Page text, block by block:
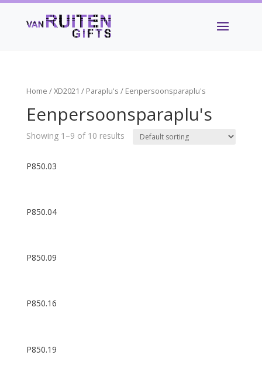
Home /XD2021 / Paraplu's / Eenpersoonsparaplu's
Eenpersoonsparaplu's
Showing 1–9 of 10 results
P850.03
P850.04
P850.09
P850.16
P850.19